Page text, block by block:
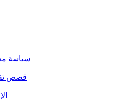
سياسة
قصص